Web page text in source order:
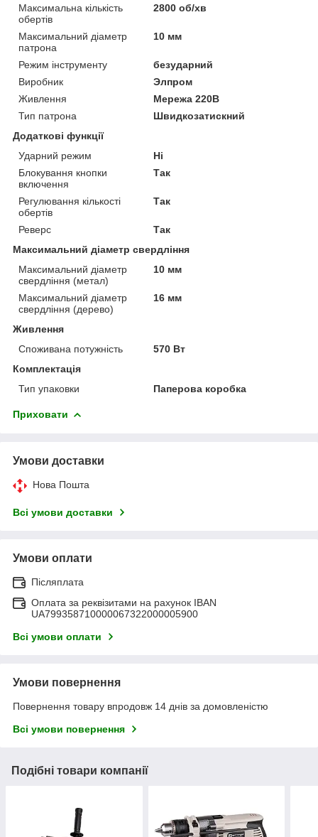
Максимальна кількість
обертів
2800 об/хв
Максимальний діаметр
патрона
10 мм
Режим інструменту
безударний
Виробник
Элпром
Живлення
Мережа 220В
Тип патрона
Швидкозатискний
Додаткові функції
Ударний режим
Ні
Блокування кнопки
включення
Так
Регулювання кількості
обертів
Так
Реверс
Так
Максимальний діаметр свердління
Максимальний діаметр
свердління (метал)
10 мм
Максимальний діаметр
свердління (дерево)
16 мм
Живлення
Споживана потужність
570 Вт
Комплектація
Тип упаковки
Паперова коробка
Приховати
Умови доставки
Нова Пошта
Всі умови доставки
Умови оплати
Післяплата
Оплата за реквізитами на рахунок IBAN
UA799358710000067322000005900
Всі умови оплати
Умови повернення
Повернення товару впродовж 14 днів за домовленістю
Всі умови повернення
Подібні товари компанії